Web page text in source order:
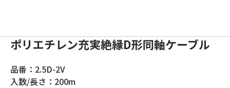
ポリエチレン充実絶縁D形同軸ケーブル
品番：2.5D-2V
入数/長さ：200m